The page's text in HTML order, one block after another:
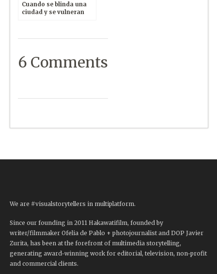
Cuando se blinda una
ciudad y se vulneran
6 Comments
We are #visualstorytellers in multiplatform.
Since our founding in 2011 Hakawatifilm, founded by
writer/filmmaker Ofelia de Pablo + photojournalist and DOP Javier
Zurita, has been at the forefront of multimedia storytelling,
generating award-winning work for editorial, television, non-profit
and commercial clients.